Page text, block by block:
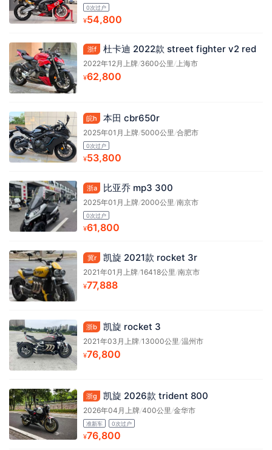
0次过户
¥54,800
浙f 杜卡迪 2022款 street fighter v2 red
2022年12月上牌/3600公里/上海市
¥62,800
皖h 本田 cbr650r
2025年01月上牌/5000公里/合肥市
0次过户
¥53,800
浙a 比亚乔 mp3 300
2025年01月上牌/2000公里/南京市
0次过户
¥61,800
冀r 凯旋 2021款 rocket 3r
2021年01月上牌/16418公里/南京市
¥77,888
浙b 凯旋 rocket 3
2021年03月上牌/13000公里/温州市
¥76,800
浙g 凯旋 2026款 trident 800
2026年04月上牌/400公里/金华市
准新车 0次过户
¥76,800